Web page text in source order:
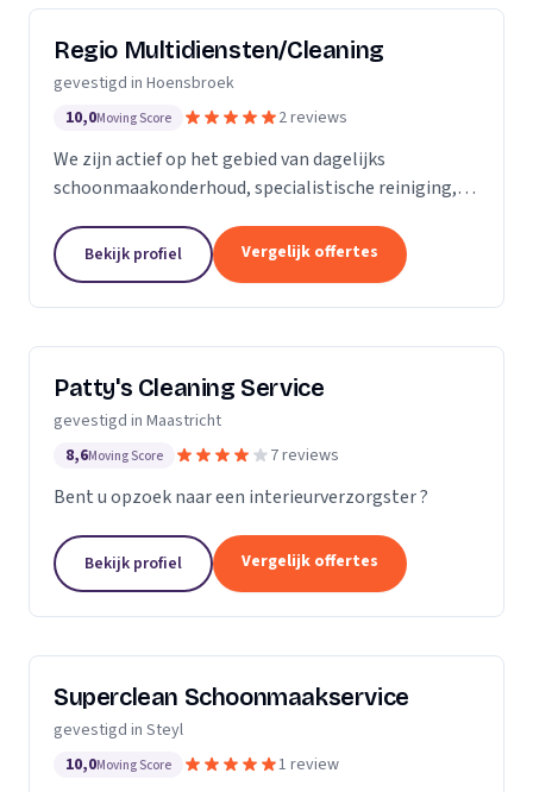
Regio Multidiensten/Cleaning
gevestigd in Hoensbroek
10,0Moving Score 2 reviews
We zijn actief op het gebied van dagelijks
schoonmaakonderhoud, specialistische reiniging,
ervaring in het aanbieden van veelzijdige en
kwalitatief...
Bekijk profiel Vergelijk offertes
Patty's Cleaning Service
gevestigd in Maastricht
8,6Moving Score 7 reviews
Bent u opzoek naar een interieurverzorgster ?
Bekijk profiel Vergelijk offertes
Superclean Schoonmaakservice
gevestigd in Steyl
10,0Moving Score 1 review